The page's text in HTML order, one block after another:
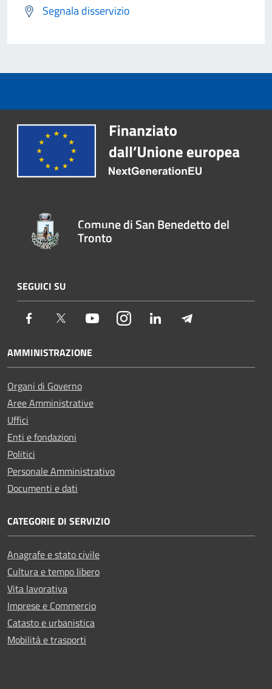
Segnala disservizio
Comune di San Benedetto del
Tronto
SEGUICI SU
Facebook Twitter YoutubeInstagramLinkedIn
AMMINISTRAZIONE
Organi di Governo
Aree Amministrative
Uffici
Enti e fondazioni
Politici
Personale Amministrativo
Documenti e dati
CATEGORIE DI SERVIZIO
Anagrafe e stato civile
Cultura e tempo libero
Vita lavorativa
Imprese e Commercio
Catasto e urbanistica
Mobilità e trasporti